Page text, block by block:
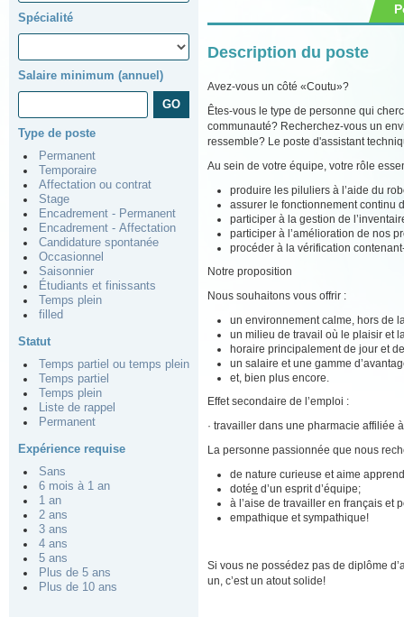
Spécialité
Salaire minimum (annuel)
Type de poste
Permanent
Temporaire
Affectation ou contrat
Stage
Encadrement - Permanent
Encadrement - Affectation
Candidature spontanée
Occasionnel
Saisonnier
Étudiants et finissants
Temps plein
filled
Statut
Temps partiel ou temps plein
Temps partiel
Temps plein
Liste de rappel
Permanent
Expérience requise
Sans
6 mois à 1 an
1 an
2 ans
3 ans
4 ans
5 ans
Plus de 5 ans
Plus de 10 ans
Description du poste
Avez-vous un côté «Coutu»?
Êtes-vous le type de personne qui
communauté? Recherchez-vous un
ressemble? Le poste d'assistant
Au sein de votre équipe, votre rôle
produire les piluliers à l’aide du
assurer le fonctionnement continu
participer à la gestion de
participer à l’amélioration de nos
procéder à la vérification
Notre proposition
Nous souhaitons vous offrir :
un environnement calme, hors de
un milieu de travail où le plaisir et
horaire principalement de jour et
un salaire et une gamme
et, bien plus encore.
Effet secondaire de l’emploi :
· travailler dans une pharmacie affiliée
La personne passionnée que nous
de nature curieuse et aime
dotée d’un esprit d’équipe;
à l’aise de travailler en français et
empathique et sympathique!
Si vous ne possédez pas de diplôme
un, c’est un atout solide!